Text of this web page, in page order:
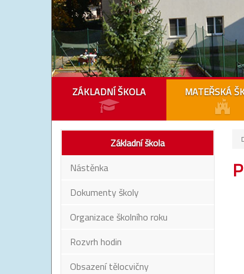
ZÁKLADNÍ ŠKOLA MATEŘSKÁ
Základní škola
Nástěnka
Dokumenty školy
Organizace školního roku
Rozvrh hodin
Obsazení tělocvičny